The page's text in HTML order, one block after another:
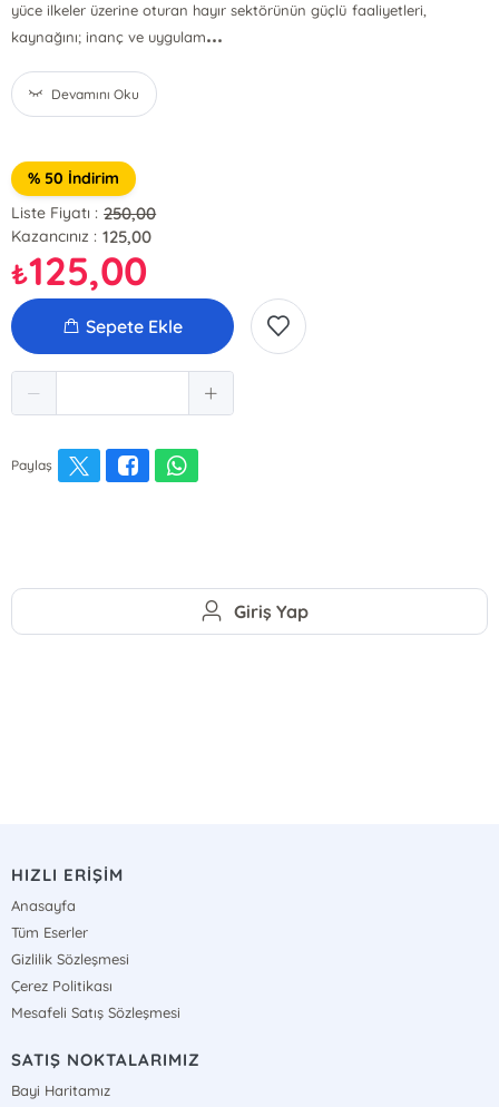
yüce ilkeler üzerine oturan hayır sektörünün güçlü faaliyetleri,
kaynağını; inanç ve uygulam...
Devamını Oku
% 50 İndirim
Liste Fiyatı : 250,00
Kazancınız : 125,00
₺125,00
Sepete Ekle
Paylaş
Giriş Yap
HIZLI ERİŞİM
Anasayfa
Tüm Eserler
Gizlilik Sözleşmesi
Çerez Politikası
Mesafeli Satış Sözleşmesi
SATIŞ NOKTALARIMIZ
Bayi Haritamız